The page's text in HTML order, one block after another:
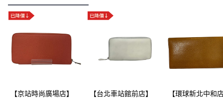
【京站時尚廣場店】
【台北車站館前店】
【環球新北中和